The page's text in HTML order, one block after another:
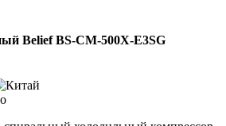
Belief BS-CM-500X-E3SG